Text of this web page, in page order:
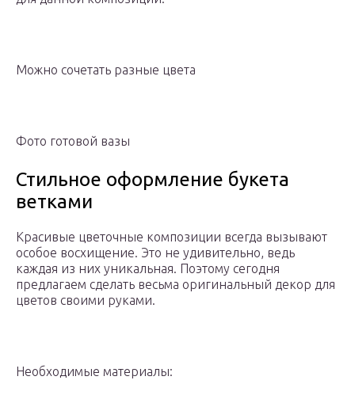
Можно сочетать разные цвета
Фото готовой вазы
Стильное оформление букета
ветками
Красивые цветочные композиции всегда вызывают
особое восхищение. Это не удивительно, ведь
каждая из них уникальная. Поэтому сегодня
предлагаем сделать весьма оригинальный декор для
цветов своими руками.
Необходимые материалы: